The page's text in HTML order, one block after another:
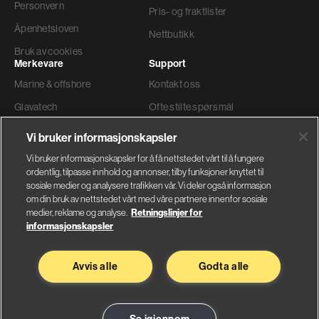
Personvern
Åpenhetsloven
Bruk av cookies
Pris- og fraktlister
Nettbutikk
Merkevare
Marine & offshore
Glavatech
Weber
Support
Kontakt oss
Ofte stilte spørsmål
Ordre og levering
Faktura adresse
Glava AS
Nybråtveien 2
Saint-Gobain Byggevarer
Sandstuveien 68
Se på kart
Vi bruker informasjonskapsler
Vi bruker informasjonskapsler for å få nettstedet vårt til å fungere
ordentlig, tilpasse innhold og annonser, tilby funksjoner knyttet til
sosiale medier og analysere trafikken vår. Vi deler også informasjon
om din bruk av nettstedet vårt med våre partnere innenfor sosiale
medier, reklame og analyse. Retningslinjer for
informasjonskapsler
Godta alle
Avvis alle